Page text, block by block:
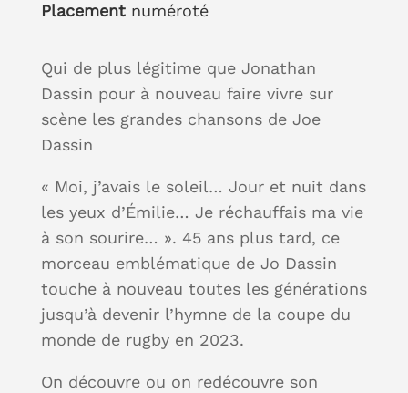
Placement numéroté
Qui de plus légitime que Jonathan
Dassin pour à nouveau faire vivre sur
scène les grandes chansons de Joe
Dassin
« Moi, j’avais le soleil… Jour et nuit dans
les yeux d’Émilie… Je réchauffais ma vie
à son sourire… ». 45 ans plus tard, ce
morceau emblématique de Jo Dassin
touche à nouveau toutes les générations
jusqu’à devenir l’hymne de la coupe du
monde de rugby en 2023.
On découvre ou on redécouvre son